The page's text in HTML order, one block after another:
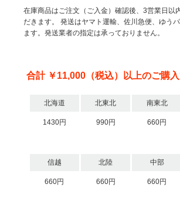
在庫商品はご注文（ご入金）確認後、3営業日以
だきます。
発送はヤマト運輸、佐川急便、ゆう
ます。発送業者の指定は承っておりません。
合計 ￥11,000（税込）以上のご購入
北海道 北東北 南東北
1430円 990円 660円
信越 北陸 中部
660円 660円 660円